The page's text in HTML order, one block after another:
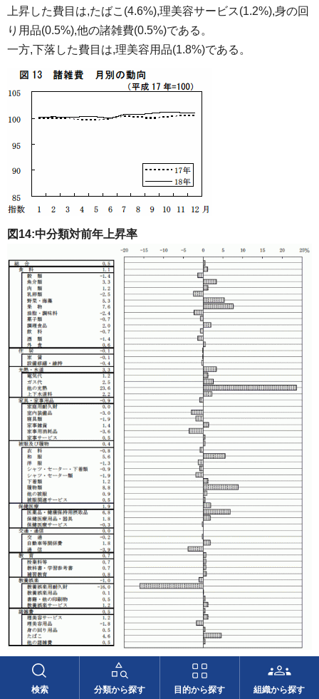
検索 分類から探す 目的から探す 組織から探す
上昇した費目は,たばこ(4.6%),理美容サービス(1.2%),身の回
り用品(0.5%),他の諸雑費(0.5%)である。
一方,下落した費目は,理美容用品(1.8%)である。
図14:中分類対前年上昇率
目次に戻る